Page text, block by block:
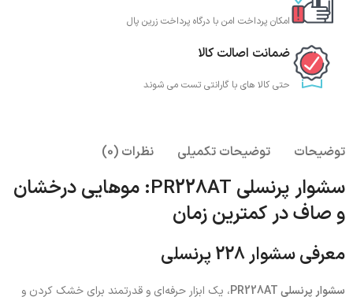
امکان پرداخت امن با درگاه پرداخت زرین پال
ضمانت اصالت کالا
حتی کالا های با گارانتی تست می شوند
توضیحات توضیحات تکمیلی نظرات (0)
سشوار پرنسلی PR228AT: موهایی درخشان
و صاف در کمترین زمان
معرفی سشوار 228 پرنسلی
سشوار پرنسلی PR228AT
، یک ابزار حرفه‌ای و قدرتمند برای خشک کردن و